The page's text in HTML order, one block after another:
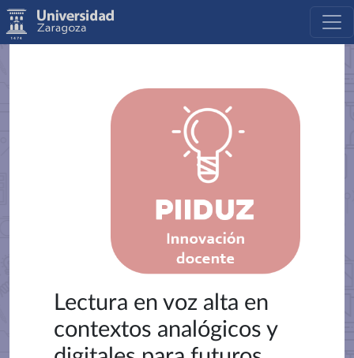
Lectura en voz alta en
contextos analógicos y